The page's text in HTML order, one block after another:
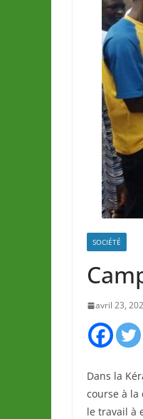
SOCIÉTÉ
avril 23,
Dans la
course à la
le travail à